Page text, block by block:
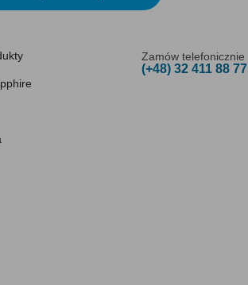
Zamów telefonicznie
(+48) 32 411 88 77